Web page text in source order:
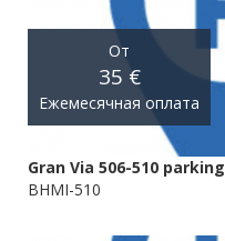
От
35 €
Ежемесячная оплата
Gran Via 506-510 parking
BHMI-510